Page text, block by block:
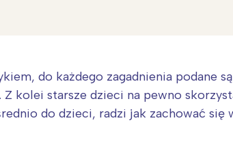
do każdego zagadnienia podane
kolei starsze dzieci na pewno
do dzieci, radzi jak zachować